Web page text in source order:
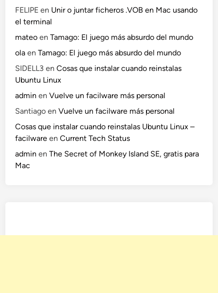
FELIPE en Unir o juntar ficheros .VOB en Mac usando
el terminal
mateo enTamago: El juego más absurdo del mundo
ola enTamago: El juego más absurdo del mundo
SIDELL3 enCosas que instalar cuando reinstalas
Ubuntu Linux
admin enVuelve un facilware más personal
Santiago enVuelve un facilware más personal
Cosas que instalar cuando reinstalas Ubuntu Linux –
facilware enCurrent Tech Status
admin enThe Secret of Monkey Island SE, gratis para
Mac